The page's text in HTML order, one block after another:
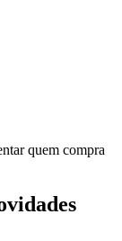
quem compra